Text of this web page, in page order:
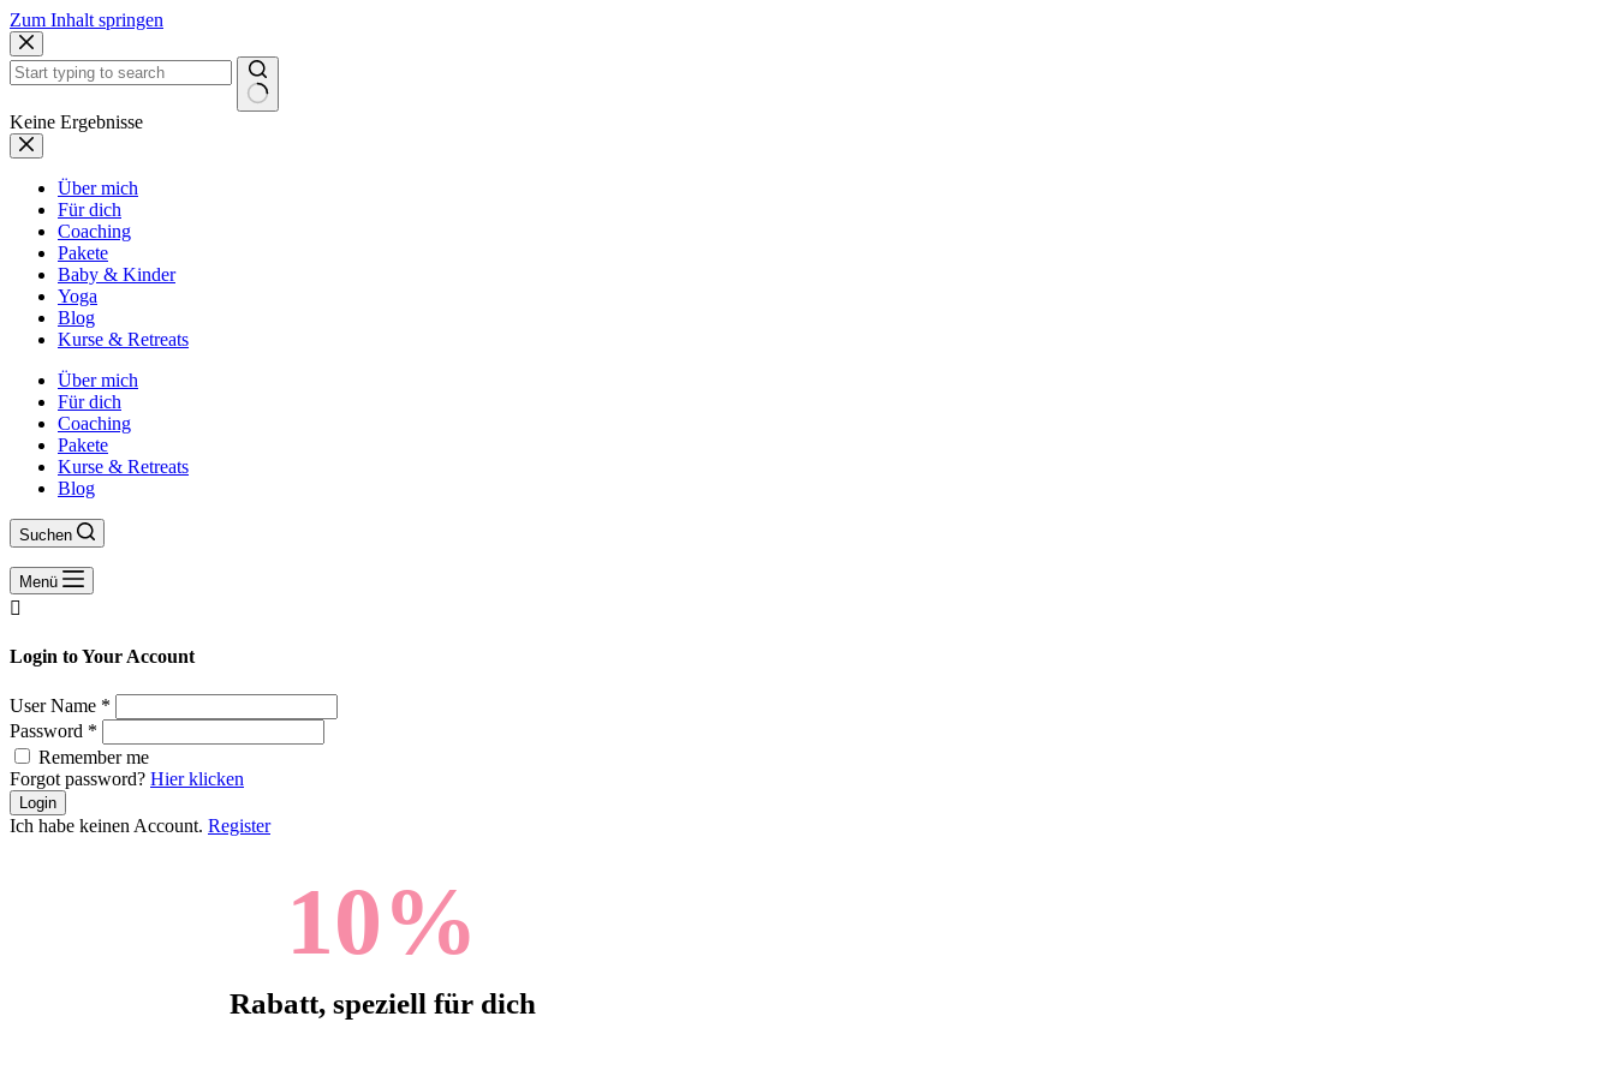
Zum Inhalt springen
Keine Ergebnisse
Über mich
Für dich
Coaching
Pakete
Baby & Kinder
Yoga
Blog
Kurse & Retreats
Über mich
Für dich
Coaching
Pakete
Kurse & Retreats
Blog
Suchen
Menü

Login to Your Account
User Name *
Password *
Remember me
Forgot password? Hier klicken
Login
Ich habe keinen Account. Register
10%
Rabatt, speziell für dich